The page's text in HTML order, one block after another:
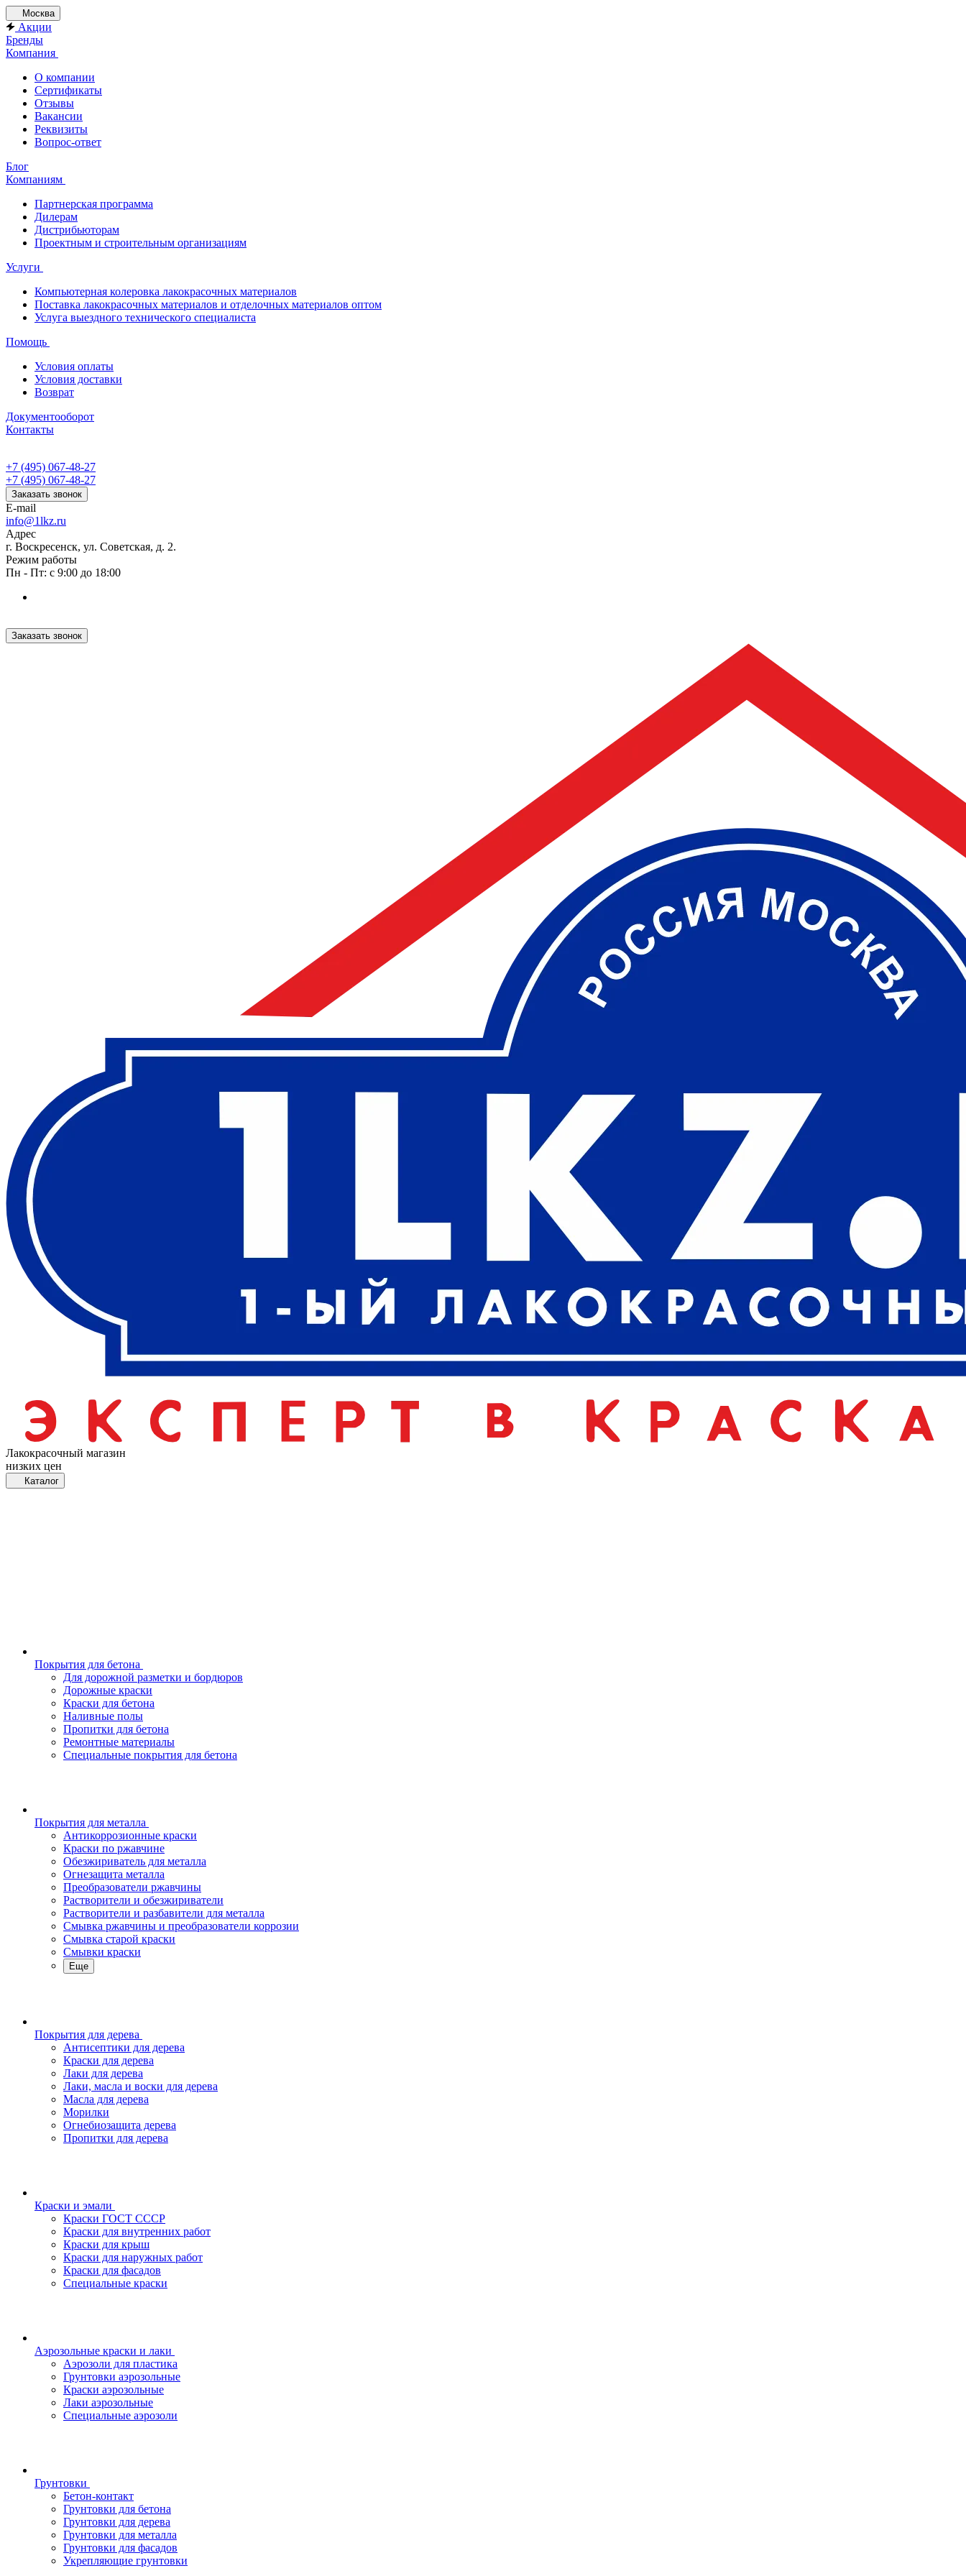
Москва
Акции
Бренды
Компания
О компании
Сертификаты
Отзывы
Вакансии
Реквизиты
Вопрос-ответ
Блог
Компаниям
Партнерская программа
Дилерам
Дистрибьюторам
Проектным и строительным организациям
Услуги
Компьютерная колеровка лакокрасочных материалов
Поставка лакокрасочных материалов и отделочных материалов оптом
Услуга выездного технического специалиста
Помощь
Условия оплаты
Условия доставки
Возврат
Документооборот
Контакты
+7 (495) 067-48-27
+7 (495) 067-48-27
Заказать звонок
E-mail
info@1lkz.ru
Адрес
г. Воскресенск, ул. Советская, д. 2.
Режим работы
Пн - Пт: с 9:00 до 18:00
Заказать звонок
Лакокрасочный магазин
низких цен
Каталог
Покрытия для бетона
Для дорожной разметки и бордюров
Дорожные краски
Краски для бетона
Наливные полы
Пропитки для бетона
Ремонтные материалы
Специальные покрытия для бетона
Покрытия для металла
Антикоррозионные краски
Краски по ржавчине
Обезжириватель для металла
Огнезащита металла
Преобразователи ржавчины
Растворители и обезжириватели
Растворители и разбавители для металла
Смывка ржавчины и преобразователи коррозии
Смывка старой краски
Смывки краски
Еще
Покрытия для дерева
Антисептики для дерева
Краски для дерева
Лаки для дерева
Лаки, масла и воски для дерева
Масла для дерева
Морилки
Огнебиозащита дерева
Пропитки для дерева
Краски и эмали
Краски ГОСТ СССР
Краски для внутренних работ
Краски для крыш
Краски для наружных работ
Краски для фасадов
Специальные краски
Аэрозольные краски и лаки
Аэрозоли для пластика
Грунтовки аэрозольные
Краски аэрозольные
Лаки аэрозольные
Специальные аэрозоли
Грунтовки
Бетон-контакт
Грунтовки для бетона
Грунтовки для дерева
Грунтовки для металла
Грунтовки для фасадов
Укрепляющие грунтовки